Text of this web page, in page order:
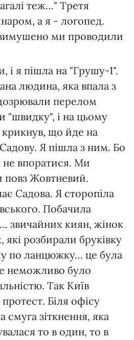
теж…" Третя
а я - логопед.
ми проводили
і я пішла на "Грушу-1".
людина, яка впала з
перелом
"швидку", і на цьому
що йде на
Садову. Я пішла з ним. Бо
впоратися. Ми
повз Жовтневий.
Садова. Я сторопіла
Побачила
киян, жінок
розбирали бруківку
по ланцюжку… це була
неможливо було
Так Київ
Біля офісу
смуга зіткнення, яка
то в один, то в